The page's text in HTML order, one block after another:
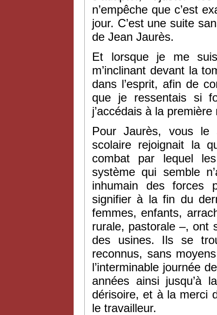
n’empêche que c’est
jour. C’est une suite
de Jean Jaurès.
Et lorsque je me
m’inclinant devant la
dans l’esprit, afin de
que je ressentais si
j’accédais à la
Pour Jaurès, vous le
scolaire rejoignait la
combat par lequel
système qui semble
inhumain des forces
signifier à la fin du
femmes, enfants,
rurale, pastorale –, ont
des usines. Ils se
reconnus, sans
l’interminable journée
années ainsi jusqu’à
dérisoire, et à la merci
le travailleur.